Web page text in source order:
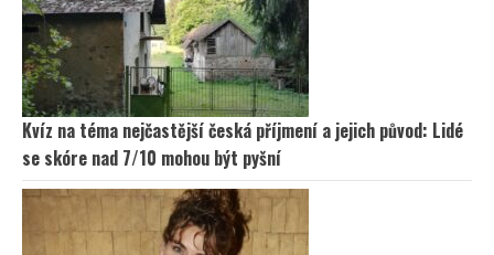
Kvíz na téma nejčastější česká příjmení a jejich původ: Lidé
se skóre nad 7/10 mohou být pyšní